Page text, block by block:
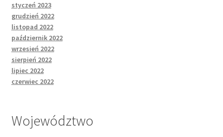
styczeń 2023
grudzień 2022
listopad 2022
październik 2022
wrzesień 2022
sierpień 2022
lipiec 2022
czerwiec 2022
Województwo